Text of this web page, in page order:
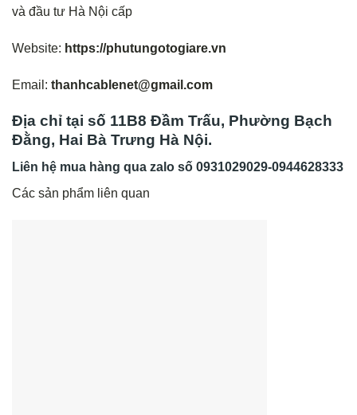
và đầu tư Hà Nội cấp
Website: https://phutungotogiare.vn
Email: thanhcablenet@gmail.com
Địa chỉ tại số 11B8 Đầm Trấu, Phường Bạch
Đằng, Hai Bà Trưng Hà Nội.
Liên hệ mua hàng qua zalo số 0931029029-0944628333
Các sản phẩm liên quan